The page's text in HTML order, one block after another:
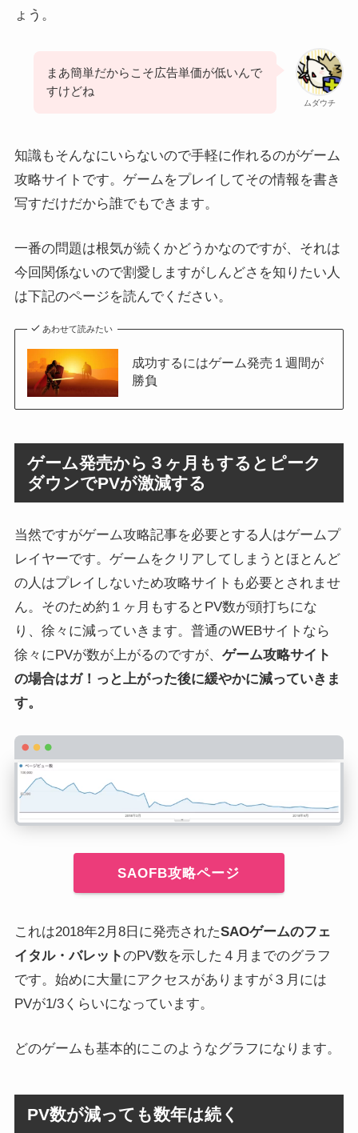
ょう。
ムダウチ
まあ簡単だからこそ広告単価が低いんで
すけどね
知識もそんなにいらないので手軽に作れるのがゲーム
攻略サイトです。ゲームをプレイしてその情報を書き
写すだけだから誰でもできます。
一番の問題は根気が続くかどうかなのですが、それは
今回関係ないので割愛しますがしんどさを知りたい人
は下記のページを読んでください。
あわせて読みたい
成功するにはゲーム発売１週間が
勝負
ゲーム発売から３ヶ月もするとピーク
ダウンでPVが激減する
当然ですがゲーム攻略記事を必要とする人はゲームプ
レイヤーです。ゲームをクリアしてしまうとほとんど
の人はプレイしないため攻略サイトも必要とされませ
ん。そのため約１ヶ月もするとPV数が頭打ちにな
り、徐々に減っていきます。普通のWEBサイトなら
徐々にPVが数が上がるのですが、 ゲーム攻略サイト
の場合はガ！っと上がった後に緩やかに減っていきま
す。
SAOFB攻略ページ
これは2018年2月8日に発売されたSAOゲームのフェ
イタル・バレットのPV数を示した４月までのグラフ
です。始めに大量にアクセスがありますが３月には
PVが1/3くらいになっています。
どのゲームも基本的にこのようなグラフになります。
PV数が減っても数年は続く